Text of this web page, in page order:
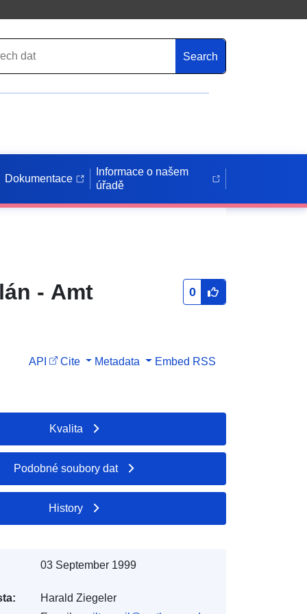
Search
Dokumentace
Informace o našem
úřadě
- Amt
0
API Cite Metadata Embed RSS
Kvalita
Podobné soubory dat
History
03 September 1999
Harald Ziegeler